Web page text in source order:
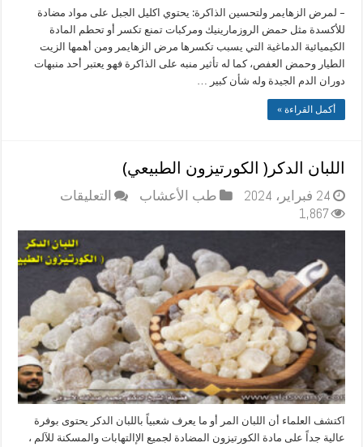
– لمرض الزهايمر ولتحسين الذاكرة: يحتوي اكليل الجبل على مواد مضادة
للأكسدة مثل حمض الروزمارينيك ومركبات تمنع تكسر أو تحطم المادة
الكيميائية الدماغية التي يسبب تكسرها مرض الزهايمر ومن أهمها الزيت
الطيار وحمض العفص، كما له تأثير منبه على الذاكرة فهو يعتبر أحد منبهات
دوران الدم الجيدة وله شأن كبير …
أكمل القراءة »
اللبان الدكر( الكورتيزون الطبيعي)
24 فبراير، 2024 طب الأعشاب التعليقات
الدكر(
الطبيعي)
1,867
اكتشف العلماء أن اللبان المر أو ما يعرف شعبياً باللبان الدكر يحتوى بوفرة
عالية جداً على مادة الكورتيزون المضادة لجميع الإالتهابات والمسكنة للآلم ،